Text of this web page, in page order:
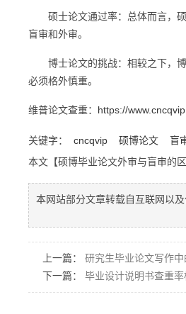
硕士论文通过率：总体而言，硕
盲审和外审。
博士论文的挑战：相较之下，博
必须格外慎重。
维普论文查重： https://
关键字： cncqvip 硕博论文 盲
本文【硕博毕业论文外审与盲审的
本网站部分文章转载自互联网以
上一篇： 研究生毕业论文写作
下一篇： 毕业设计说明书查重